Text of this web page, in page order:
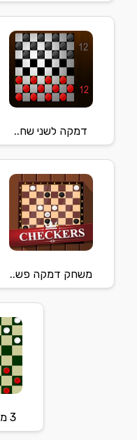
דמקה לשני שח..
משחק דמקה פש..
3 משחקי דמקה